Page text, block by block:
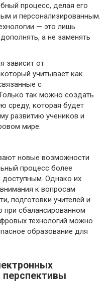
процесс, делая его
и персонализированным.
— это лишь
а не заменять
зависит от
учитывает как
с
так можно создать
среду, которая будет
развитию учеников и
мире.
новые возможности
процесс более
доступным. Однако их
к вопросам
подготовки учителей и
при сбалансированном
технологий можно
образование для
перспективы